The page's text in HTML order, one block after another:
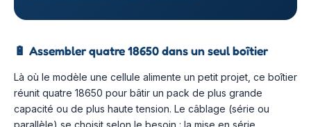
🔋 Assembler quatre 18650 dans un seul boîtier
Là où le modèle une cellule alimente un petit projet, ce boîtier
réunit quatre 18650 pour bâtir un pack de plus grande
capacité ou de plus haute tension. Le câblage (série ou
parallèle) se choisit selon le besoin : la mise en série